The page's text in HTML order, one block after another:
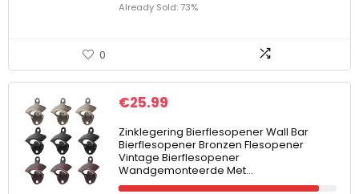
Already Sold: 73%
0
€25.99
Zinklegering Bierflesopener Wall Bar
Bierflesopener Bronzen Flesopener
Vintage Bierflesopener
Wandgemonteerde Met…